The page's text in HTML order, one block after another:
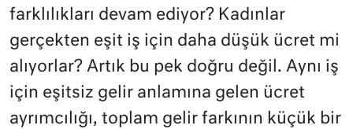
farklılıkları devam ediyor? Kadınlar
gerçekten eşit iş için daha düşük ücret mi
alıyorlar? Artık bu pek doğru değil. Aynı iş
için eşitsiz gelir anlamına gelen ücret
ayrımcılığı, toplam gelir farkının küçük bir